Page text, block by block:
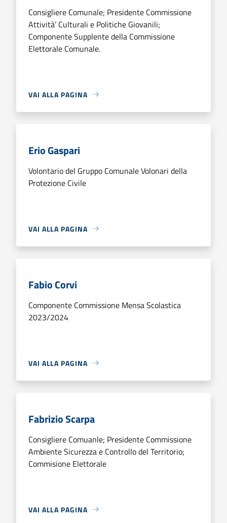
Consigliere Comunale; Presidente Commissione
Attività’ Culturali e Politiche Giovanili;
Componente Supplente della Commissione
Elettorale Comunale.
VAI ALLA PAGINA
Erio Gaspari
Volontario del Gruppo Comunale Volonari della
Protezione Civile
VAI ALLA PAGINA
Fabio Corvi
Componente Commissione Mensa Scolastica
2023/2024
VAI ALLA PAGINA
Fabrizio Scarpa
Consigliere Comuanle; Presidente Commissione
Ambiente Sicurezza e Controllo del Territorio;
Commisione Elettorale
VAI ALLA PAGINA